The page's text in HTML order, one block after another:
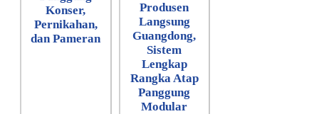
Konser,
Pernikahan,
dan Pameran
Produsen
Langsung
Guangdong,
Sistem
Lengkap
Rangka Atap
Panggung
Modular